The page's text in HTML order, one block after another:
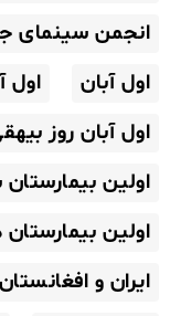
انجمن سینمای
اول آبان
اول
اول آبان روز
اولین بیمارستان
اولین بیمارستان
ایران و افغانستان